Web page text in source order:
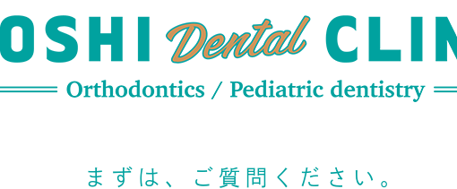
まずは、ご質問ください。